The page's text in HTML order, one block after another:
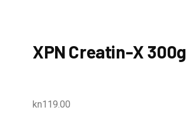
XPN Creatin-X 300g
kn119.00